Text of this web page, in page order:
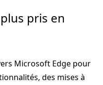
pris en
Microsoft Edge pour
des mises à